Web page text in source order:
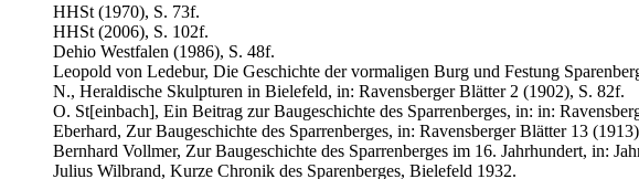
HHSt (1970), S. 73f.
HHSt (2006), S. 102f.
Dehio Westfalen (1986), S. 48f.
Leopold von Ledebur, Die Geschichte der vormaligen Burg und Festung
N., Heraldische Skulpturen in Bielefeld, in: Ravensberger Blätter 2 (1902), S. 82f.
O. St[einbach], Ein Beitrag zur Baugeschichte des Sparrenberges, in: in:
Eberhard, Zur Baugeschichte des Sparrenberges, in: Ravensberger Blätter 13
Bernhard Vollmer, Zur Baugeschichte des Sparrenberges im 16. Jahrhundert, in:
Julius Wilbrand, Kurze Chronik des Sparenberges, Bielefeld 1932.